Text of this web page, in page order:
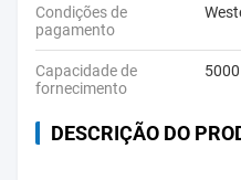
Condições de
pagamento
Capacidade de
fornecimento
DESCRIÇÃO DO